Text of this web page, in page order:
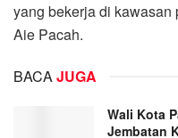
yang bekerja di kawasan
Aie Pacah.
BACAJUGA
Wali Kota
Jembatan